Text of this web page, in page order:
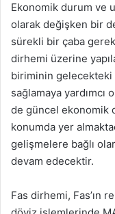
Ekonomik durum ve
olarak değişken bir
sürekli bir çaba
dirhemi üzerine
biriminin gelecekteki
sağlamaya
de güncel ekonomik
konumda yer
gelişmelere bağlı
devam edecektir.
Fas dirhemi, Fas’ın